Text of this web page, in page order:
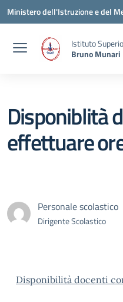
Vai ai contenuti
Vai al menu di navigazione
Vai al footer
Ministero dell'Istruzione e del
Istituto
Bruno Munari
Disponiblità
effettuare
Personale scolastico
Dirigente Scolastico
Disponibilità docenti